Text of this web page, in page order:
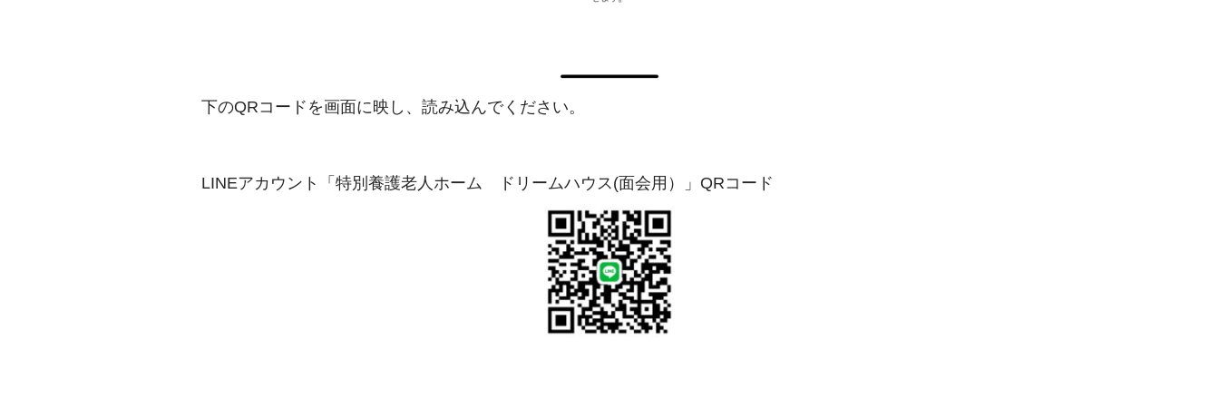
下のQRコードを画面に映し、読み込んでください。
LINEアカウント「特別養護老人ホーム ドリームハウス(面会用）」QRコード